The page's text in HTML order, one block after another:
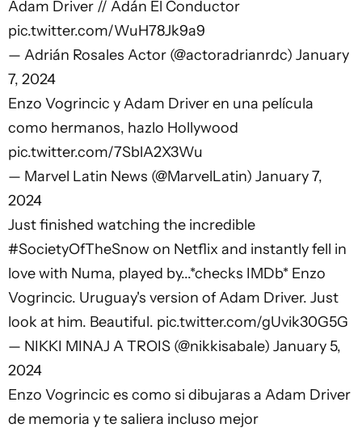
Adam Driver // Adán El Conductor
pic.twitter.com/WuH78Jk9a9
— Adrián Rosales Actor (@actoradrianrdc) January
7, 2024
Enzo Vogrincic y Adam Driver en una película
como hermanos, hazlo Hollywood
pic.twitter.com/7SblA2X3Wu
— Marvel Latin News (@MarvelLatin) January 7,
2024
Just finished watching the incredible
#SocietyOfTheSnow on Netflix and instantly fell in
love with Numa, played by...*checks IMDb* Enzo
Vogrincic. Uruguay's version of Adam Driver. Just
look at him. Beautiful. pic.twitter.com/gUvik30G5G
— NIKKI MINAJ A TROIS (@nikkisabale) January 5,
2024
Enzo Vogrincic es como si dibujaras a Adam Driver
de memoria y te saliera incluso mejor